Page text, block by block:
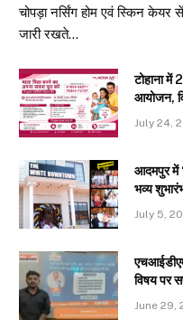
चोपड़ा नर्सिंग होम एवं स्किन
जारी रखते…
टोहाना में
आयोजन,
July 24,
आदमपुर में
भव्य
July 5,
विषय पर
June 29,